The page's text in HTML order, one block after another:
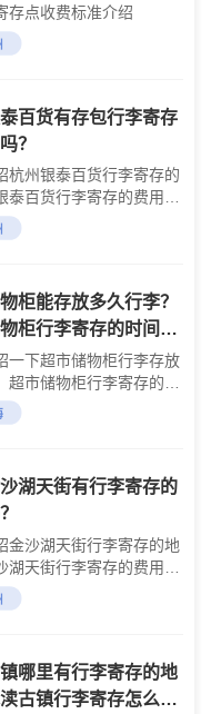
存点收费标准介绍
百货有存包行李寄存
？
杭州银泰百货行李寄存的
泰百货行李寄存的费用及
购物交通攻略
柜能存放多久行李？
柜行李寄存的时间费
？
一下超市储物柜行李存放
超市储物柜行李寄存的费
湖天街有行李寄存的
金沙湖天街行李寄存的地
湖天街行李寄存的费用及
街游玩攻略
哪里有行李寄存的地
古镇行李寄存怎么收